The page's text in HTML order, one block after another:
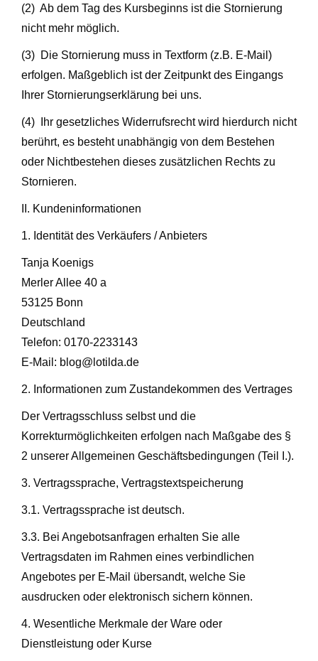
(2) Ab dem Tag des Kursbeginns ist die Stornierung
nicht mehr möglich.
(3) Die Stornierung muss in Textform (z.B. E-Mail)
erfolgen. Maßgeblich ist der Zeitpunkt des Eingangs
Ihrer Stornierungserklärung bei uns.
(4) Ihr gesetzliches Widerrufsrecht wird hierdurch nicht
berührt, es besteht unabhängig von dem Bestehen
oder Nichtbestehen dieses zusätzlichen Rechts zu
Stornieren.
II. Kundeninformationen
1. Identität des Verkäufers / Anbieters
Tanja Koenigs
Merler Allee 40 a
53125 Bonn
Deutschland
Telefon: 0170-2233143
E-Mail: blog@lotilda.de
2. Informationen zum Zustandekommen des Vertrages
Der Vertragsschluss selbst und die
Korrekturmöglichkeiten erfolgen nach Maßgabe des §
2 unserer Allgemeinen Geschäftsbedingungen (Teil I.).
3. Vertragssprache, Vertragstextspeicherung
3.1. Vertragssprache ist deutsch.
3.3. Bei Angebotsanfragen erhalten Sie alle
Vertragsdaten im Rahmen eines verbindlichen
Angebotes per E-Mail übersandt, welche Sie
ausdrucken oder elektronisch sichern können.
4. Wesentliche Merkmale der Ware oder
Dienstleistung oder Kurse